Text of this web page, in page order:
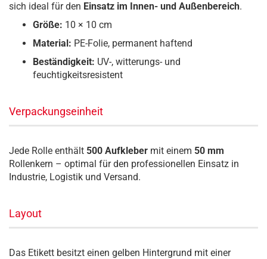
sich ideal für den Einsatz im Innen- und Außenbereich.
Größe: 10 × 10 cm
Material: PE-Folie, permanent haftend
Beständigkeit: UV-, witterungs- und
feuchtigkeitsresistent
Verpackungseinheit
Jede Rolle enthält 500 Aufkleber mit einem 50 mm
Rollenkern – optimal für den professionellen Einsatz in
Industrie, Logistik und Versand.
Layout
Das Etikett besitzt einen gelben Hintergrund mit einer